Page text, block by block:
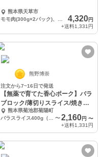
熊本県天草市
4,320円
+送料1,331円
熊野博崇
注文から7~16日で発送
【無薬で育てた香心ポーク】バラ
ブロック/薄切りスライス/焼き用
厚切り
熊本県菊池郡菊陽町
〜2,160円 〜
+送料1,331円